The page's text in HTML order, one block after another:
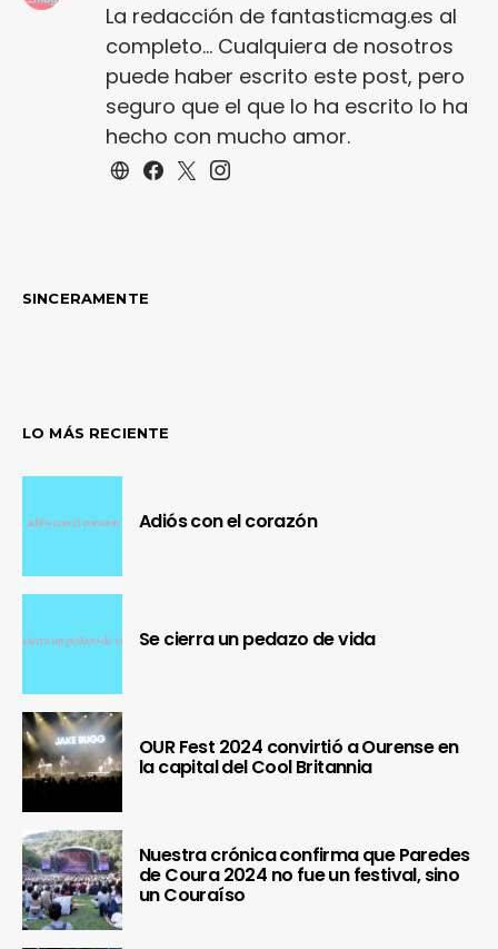
La redacción de fantasticmag.es al
completo... Cualquiera de nosotros
puede haber escrito este post, pero
seguro que el que lo ha escrito lo ha
hecho con mucho amor.
SINCERAMENTE
LO MÁS RECIENTE
Adiós con el corazón
Se cierra un pedazo de vida
OUR Fest 2024 convirtió a Ourense en
la capital del Cool Britannia
Nuestra crónica confirma que Paredes
de Coura 2024 no fue un festival, sino
un Couraíso